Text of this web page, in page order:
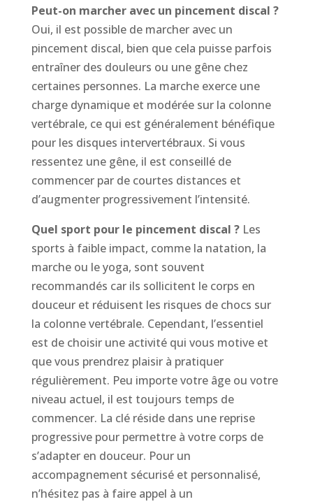
Peut-on marcher avec un pincement discal ?
Oui, il est possible de marcher avec un
pincement discal, bien que cela puisse parfois
entraîner des douleurs ou une gêne chez
certaines personnes. La marche exerce une
charge dynamique et modérée sur la colonne
vertébrale, ce qui est généralement bénéfique
pour les disques intervertébraux. Si vous
ressentez une gêne, il est conseillé de
commencer par de courtes distances et
d’augmenter progressivement l’intensité.
Quel sport pour le pincement discal ?Les
sports à faible impact, comme la natation, la
marche ou le yoga, sont souvent
recommandés car ils sollicitent le corps en
douceur et réduisent les risques de chocs sur
la colonne vertébrale. Cependant, l’essentiel
est de choisir une activité qui vous motive et
que vous prendrez plaisir à pratiquer
régulièrement. Peu importe votre âge ou votre
niveau actuel, il est toujours temps de
commencer. La clé réside dans une reprise
progressive pour permettre à votre corps de
s’adapter en douceur. Pour un
accompagnement sécurisé et personnalisé,
n’hésitez pas à faire appel à un